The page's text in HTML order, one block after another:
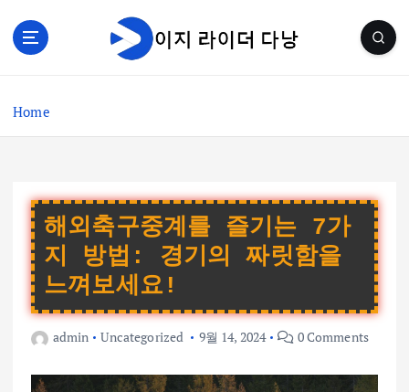
c
Home
해외축구중계를 즐기는 7가
지 방법: 경기의 짜릿함을
느껴보세요!
admin Uncategorized 9월 14, 2024 0 Comments